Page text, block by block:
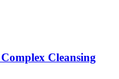
Cleansing